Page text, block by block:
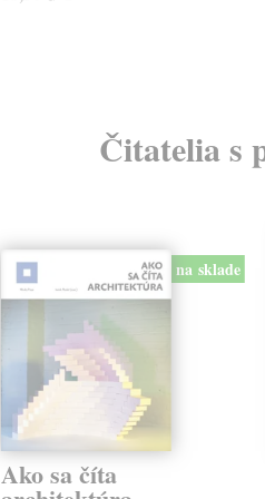
Čitatelia s
na sklade
Ako sa číta